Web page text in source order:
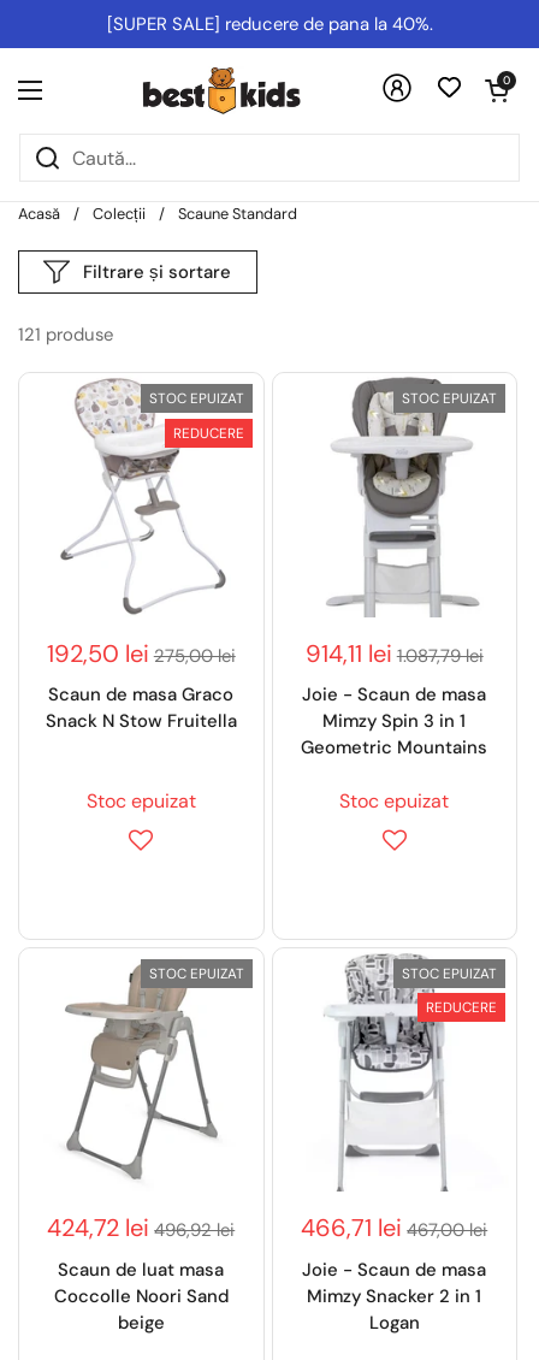
Salt la conținut[SUPER SALE] reducere de pana la 40%.
Deschideți meniul
Deschideți
0
Acasă / Colecții / Scaune Standard
121 produse
Filtrare și sortare
192,50 lei 275,00 lei
Scaun de masa Graco
Snack N Stow Fruitella
Stoc epuizat
STOC EPUIZAT
REDUCERE
914,11 lei 1.087,79 lei
Joie - Scaun de masa
Mimzy Spin 3 in 1
Geometric Mountains
Stoc epuizat
STOC EPUIZAT
424,72 lei 496,92 lei
Scaun de luat masa
Coccolle Noori Sand
beige
STOC EPUIZAT
466,71 lei 467,00 lei
Joie - Scaun de masa
Mimzy Snacker 2 in 1
Logan
STOC EPUIZAT
REDUCERE